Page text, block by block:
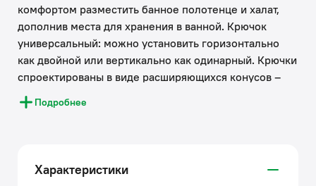
комфортом разместить банное полотенце и халат,
дополнив места для хранения в ванной. Крючок
универсальный: можно установить горизонтально
как двойной или вертикально как одинарный. Крючки
спроектированы в виде расширяющихся конусов –
так ничего не соскользнёт.
встречается с актуальными тенденциями. Поможет
гармонично оформить интерьер и сочетается с
Подробнее
Характеристики